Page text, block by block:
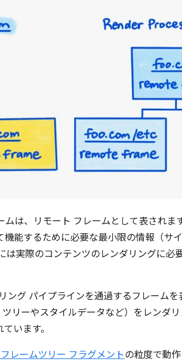
は、リモート フレームとして表されま
能するために必要な最小限の情報（サ
は実際のコンテンツのレンダリングに必
ング パイプラインを通過するフレームを
リーやスタイルデータなど）をレンダ
います。
レームツリー フラグメントの粒度で動作